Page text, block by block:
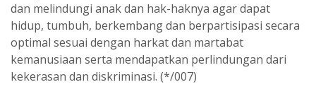
dan melindungi anak dan hak-haknya agar dapat
hidup, tumbuh, berkembang dan berpartisipasi secara
optimal sesuai dengan harkat dan martabat
kemanusiaan serta mendapatkan perlindungan dari
kekerasan dan diskriminasi. (*/007)